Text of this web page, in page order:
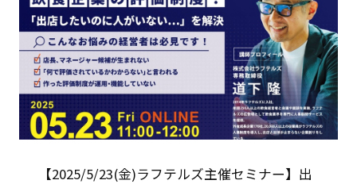
【2025/5/23(金)ラフテルズ主催セミナー】出